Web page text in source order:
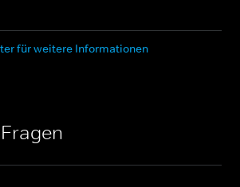
für weitere Informationen